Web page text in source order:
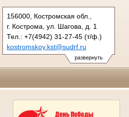
развернуть
156000, Костромская обл.,
г. Кострома, ул. Шагова, д. 1
Тел.: +7(4942) 31-27-45 (т/ф.)
kostromskoy.kst@sudrf.ru